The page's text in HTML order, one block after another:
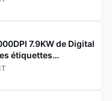
7.9KW de Digital
étiquettes